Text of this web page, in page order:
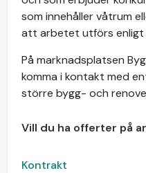
som innehåller våtrum
att arbetet utförs enligt
På marknadsplatsen
komma i kontakt med
större bygg- och
Vill du ha offerter på
Kontrakt